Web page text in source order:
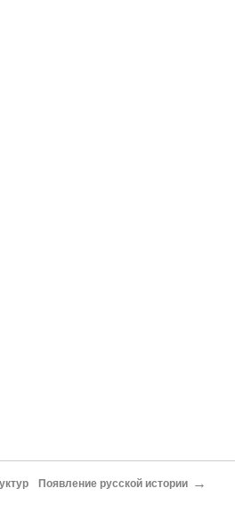
Появление русской истории →